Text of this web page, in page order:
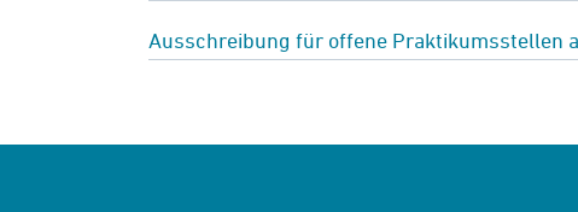
Ausschreibung für offene Praktikumsstellen